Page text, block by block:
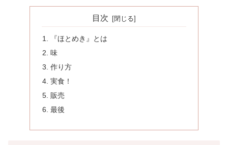
目次
『ほとめき』とは
味
作り方
実食！
販売
最後